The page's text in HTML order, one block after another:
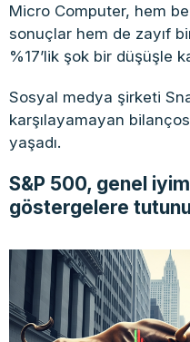
Micro Computer, hem
sonuçlar hem de zayıf
%17’lik şok bir düşüşle
Sosyal medya şirketi
karşılayamayan
yaşadı.
S&P 500, genel
göstergelere